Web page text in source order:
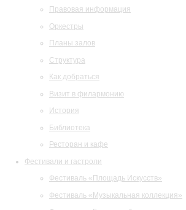
Правовая информация
Оркестры
Планы залов
Структура
Как добраться
Визит в филармонию
История
Библиотека
Ресторан и кафе
Фестивали и гастроли
Фестиваль «Площадь Искусств»
Фестиваль «Музыкальная коллекция»